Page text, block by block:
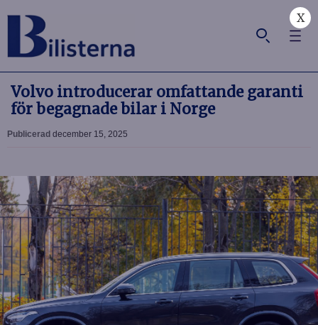
X
Volvo introducerar omfattande garanti
för begagnade bilar i Norge
Publicerad december 15, 2025